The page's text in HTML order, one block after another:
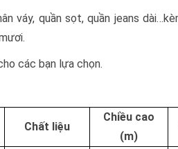
váy, quần sọt, quần jeans
các bạn lựa chọn.
Chất liệu
Chiều cao
(m)